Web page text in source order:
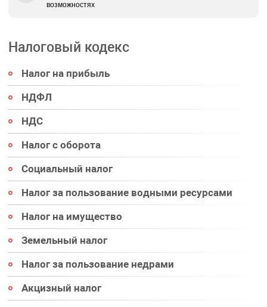
возможностях
Налоговый кодекс
Налог на прибыль
НДФЛ
НДС
Налог с оборота
Социальный налог
Налог за пользование водными ресурсами
Налог на имущество
Земельный налог
Налог за пользование недрами
Акцизный налог